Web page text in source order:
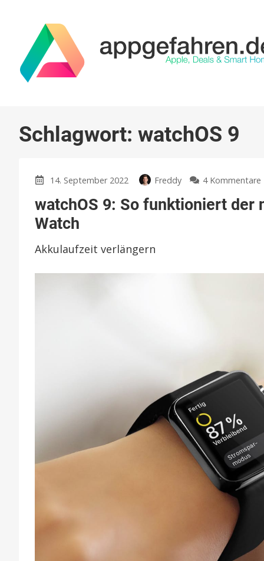
Schlagwort: watchOS 9
14. September 2022 Freddy 4 Kommentare
watchOS 9: So funktioniert der
Watch
Akkulaufzeit verlängern